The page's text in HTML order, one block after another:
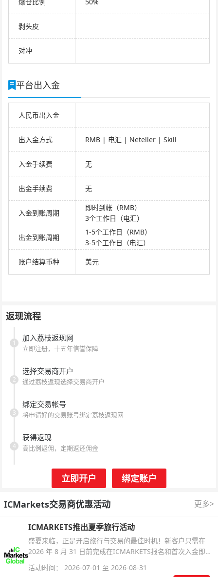
剥头皮
对冲
平台出入金
人民币出入金
出入金方式 RMB | 电汇 | Neteller | Skill
入金手续费 无
出金手续费 无
入金到账周期
即时到帐（RMB）
3个工作日（电汇）
出金到账周期
1-5个工作日（RMB）
3-5个工作日（电汇）
账户结算币种 美元
返现流程
加入荔枝返现网
立即注册，十五年信誉保障
1
选择交易商开户
通过荔枝返现选择交易商开户
2
绑定交易帐号
将申请好的交易账号绑定荔枝返现网
3
获得返现
高比例返佣，定期返还佣金
4
立即开户 绑定账户
ICMarkets交易商优惠活动 更多>
ICMARKETS推出夏季旅行活动
盛夏来临，正是开启旅行与交易的最佳时机！新客户只需在
2026 年 8 月 31 日前完成在ICMARKETS报名和首次入金即可
参与！
活动时间： 2026-07-01 至 2026-08-31